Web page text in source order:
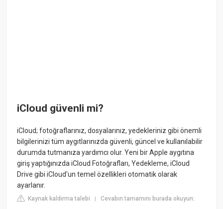
iCloud güvenli mi?
iCloud; fotoğraflarınız, dosyalarınız, yedekleriniz gibi önemli
bilgilerinizi tüm aygıtlarınızda güvenli, güncel ve kullanılabilir
durumda tutmanıza yardımcı olur. Yeni bir Apple aygıtına
giriş yaptığınızda iCloud Fotoğrafları, Yedekleme, iCloud
Drive gibi iCloud'un temel özellikleri otomatik olarak
ayarlanır.
Kaynak kaldırma talebi |Cevabın tamamını burada okuyun: